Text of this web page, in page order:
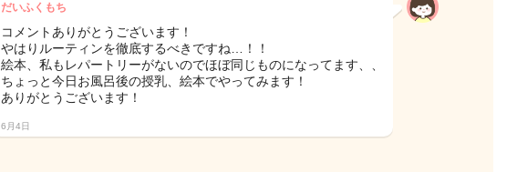
だいふくもち
コメントありがとうございます！
やはりルーティンを徹底するべきですね…！！
絵本、私もレパートリーがないのでほぼ同じものになってます、、
ちょっと今日お風呂後の授乳、絵本でやってみます！
ありがとうございます！
6月4日